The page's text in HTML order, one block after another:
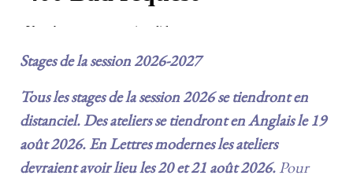
Stagesde la session 2026-2027
Tous les stages de la session 2026 se tiendront en
distanciel. Des ateliers se tiendront en Anglais le 19
août 2026. En Lettres modernes les ateliers
devraient avoir lieu les 20 et 21 août 2026.Pour